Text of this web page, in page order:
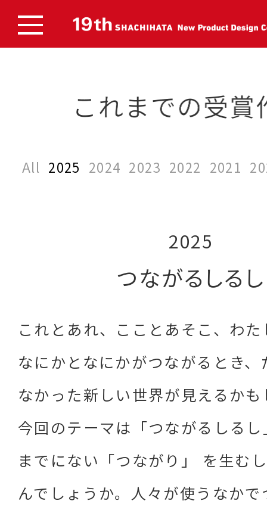
All 2025 2024 2023 2022 2021
2025
つながるしるし
これとあれ、こことあそこ、わ
なにかとなにかがつながるとき
なかった新しい世界が見えるか
今回のテーマは「つながるしる
までにない「つながり」 を生む
んでしょうか。人々が使うなか